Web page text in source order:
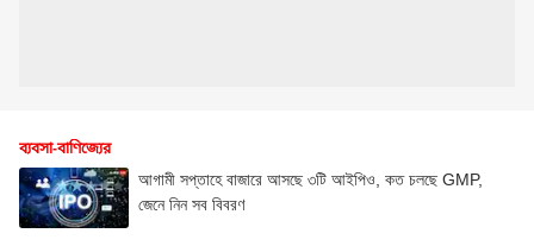
ব্যবসা-বাণিজ্যের
আগামী সপ্তাহে বাজারে আসছে ৩টি আইপিও, কত চলছে GMP,
জেনে নিন সব বিবরণ